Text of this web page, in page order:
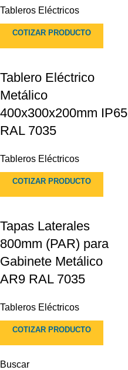
Buscar
Tableros Eléctricos
COTIZAR PRODUCTO
Tablero Eléctrico
Metálico
400x300x200mm IP65
RAL 7035
Tableros Eléctricos
COTIZAR PRODUCTO
Tapas Laterales
800mm (PAR) para
Gabinete Metálico
AR9 RAL 7035
Tableros Eléctricos
COTIZAR PRODUCTO